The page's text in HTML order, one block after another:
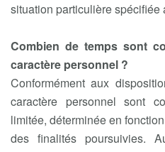
situation particulière spécifiée
Combien de temps sont
caractère personnel ?
Conformément aux
caractère personnel sont
limitée, déterminée en
des finalités poursuivies.